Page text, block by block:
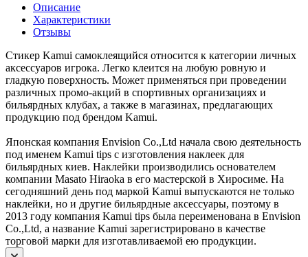
Описание
Характеристики
Отзывы
Стикер Kamui самоклеящийся относится к категории личных
аксессуаров игрока. Легко клеится на любую ровную и
гладкую поверхность. Может применяться при проведении
различных промо-акций в спортивных организациях и
бильярдных клубах, а также в магазинах, предлагающих
продукцию под брендом Kamui.
Японская компания Envision Co.,Ltd начала свою деятельность
под именем Kamui tips с изготовления наклеек для
бильярдных киев. Наклейки производились основателем
компании Masato Hiraoka в его мастерской в Хиросиме. На
сегодняшний день под маркой Kamui выпускаются не только
наклейки, но и другие бильярдные аксессуары, поэтому в
2013 году компания Kamui tips была переименована в Envision
Co.,Ltd, а название Kamui зарегистрировано в качестве
торговой марки для изготавливаемой ею продукции.